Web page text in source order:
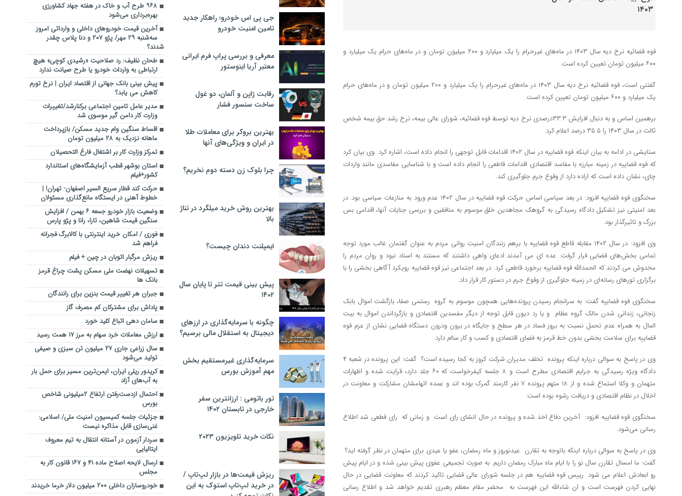
قوه قضائیه نرخ دیه سال ۱۴۰۳ در ماه‌های غیرحرام را یک میلیارد و ۲۰۰ میلیون تومان و در ماه‌های حرام یک میلیارد و
۶۰۰ میلیون تومان تعیین کرده است.
گفتنی است، قوه قضائیه نرخ دیه سال ۱۴۰۳ در ماه‌های غیرحرام را یک میلیارد و ۲۰۰ میلیون تومان و در ماه‌های حرام
یک میلیارد و ۶۰۰ میلیون تومان تعیین کرده است.
برهمین اساس و به دنبال افزایش ۳۳.۳درصدی نرخ دیه توسط قوه قضائیه، شورای عالی بیمه، نرخ رشد حق بیمه شخص
ثالث در سال ۱۴۰۳ را ۳۵.۵ درصد اعلام کرد.
ستایشی در ادامه به بیان اینکه قوه قضاییه در سال ۱۴۰۲ اقدامات قابل توجهی را انجام داده است، اشاره کرد. وی بیان کرد
که قوه قضاییه در زمینه مبارزه با مفاسد اقتصادی اقدامات قاطعی را انجام داده است و با شناسایی مفاسدی مانند واردات
چای، نشان داده است که اراده دارد از وقوع جرم جلوگیری کند.
سخنگوی قوه قضاییه افزود: در بعد سیاسی اساس حرکت قوه قضاییه در سال ۱۴۰۲ عدم ورود به منازعات سیاسی بود. در
بعد امنیتی نیز تشکیل دادگاه رسیدگی به گروهک مجاهدین خلق موسوم به منافقین و بررسی جنایات آنها، اقدامی بس
بزرگ و تاثیرگذار بود.
وی افزود: در سال ۱۴۰۲ مقابله قاطع قوه قضاییه با برهم زنندگان امنیت روانی مردم به عنوان گفتمان غالب مورد توجه
تمامی بخش‌های قضایی قرار گرفت. عده ای می آمدند ادعای واهی داشتند که مستند به اسناد نبود و روان مردم را
مخدوش می کردند که الحمدالله قوه قضاییه برخورد قاطعی کرد. در بعد اجتماعی نیز قوه قضاییه رویکرد آگاهی بخشی را با
برگزاری تورهای رسانه‌ای در زمینه جلوگیری از وقوع جرم در دستور کار قرار داد.
سخنگوی قوه قضاییه گفت: به سرانجام رسیدن پرونده‌هایی همچون موسوم به گروه رستمی صفا، بازگشت اموال بابک
زنجانی، زندانی شدن مالک گروه عظام و یا رد دیون قابل توجه از دیگر مفسدین اقتصادی و بازگرداندن اموال به بیت
المال به همراه عدم تحمل نسبت به بروز فساد در هر سطح و جایگاه در برون ودرون دستگاه قضایی نشان از عزم قوه
قضاییه برای سلامت بخشی بدون خط قرمز به فضای اقتصادی و کسب و کار سالم دارد.
وی در پاسخ به سوالی درباره اینکه پرونده تخلف مدیران شرکت کروز به کجا رسیده است؟ گفت: این پرونده در شعبه ۴
دادگاه ویژه رسیدگی به جرایم اقتصادی مطرح است و ۸ جلسه کیفرخواست که ۶۰ جلد دارد، قرایت شده و اظهارات
متهمان و وکلا استماع شده و از ۱۸ متهم پرونده ۷ نفر کارمند گمرک بوده اند و عمده اتهامشان مشارکت و معاونت در
اخلال در نظام اقتصادی و دریافت رشوه بوده است.
سخنگوی قوه قضاییه افزود: آخرین دفاع اخذ شده و پرونده در حال انشای رای است و زمانی که رای قطعی شد اطلاع
رسانی می‌شود.
وی در پاسخ به سوالی درباره اینکه باتوجه به تقارن عیدنوروز و ماه رمضان، عفو یا عیدی برای متهمان در نظر گرفته اید؟
گفت: ما امسال تقارن سال نو را با ایام ماه مبارک رمضان داریم. به صورت تجمیعی عفوی پیش بینی شده و در ایام پیش
رو ابعادش اعلام می شود. رییس قوه قضاییه هم در جلسه شورای عالی قضایی تاکید کردند که معاونت قضایی در حال
نهایی کردن فهرست است و ان شاءالله این فهرست به محضر مقام معظم رهبری تقدیم خواهد شد و اطلاع رسانی
جی پی اس خودرو؛ راهکار جدید
تامین امنیت خودرو
معرفی و بررسی پراپ فرم ایرانی
معتبر آریا اینوستور
رقابت ژاپن و آلمان، دو غول
ساخت سنسور فشار
بهترین بروکر برای معاملات طلا
در ایران و ویژگی‌های آنها
چرا بلوک زن دسته دوم نخریم؟
بهترین روش خرید میلگرد در تناژ
بالا
ایمپلنت دندان چیست؟
پیش بینی قیمت تتر تا پایان سال
۱۴۰۲
چگونه با سرمایه‌گذاری در ارزهای
دیجیتال به استقلال مالی برسیم؟
سرمایه‌گذاری غیرمستقیم بخش
مهم آموزش بورس
تور باتومی : ارزانترین سفر
خارجی در تابستان ۱۴۰۲
نکات خرید تلویزیون ۲۰۲۳
ریزش قیمت‌ها در بازار لپ‌تاپ /
در خرید لپ‌تاپ استوک به این
۹۶۸ طرح آب و خاک در هفته جهاد کشاورزی
بهره‌برداری می‌شود
آخرین قیمت خودروهای داخلی و وارداتی امروز
سه‌شنبه ۲۹ مهر/ پژو ۲۰۷ و دنا پلاس چقدر
شدند؟
طحان نظیف: رد صلاحیت «رشیدی کوچی» هیچ
ارتباطی به واردات خودرو یا طرح صیانت ندارد
پیش بینی بانک جهانی از اقتصاد ایران | نرخ تورم
کاهش می یابد؟
مدیر عامل تامین اجتماعی برکنارشد/تغییرات
وزارت کار دامن گیر موسوی شد
اقساط سنگین وام جدید مسکن/ بازپرداخت
ماهانه نزدیک به ۲۸ میلیون تومان
تمرکز وزارت کار بر اشتغال فارغ التحصیلان
استان بوشهر قطب آزمایشگاه‌های استاندارد
کشور+فیلم
حرکت کند قطار سریع السیر اصفهان- تهران! |
خطوط آهنی در ایستگاه مانع‌گذاری مسئولان
وضعیت بازار خودرو جمعه ۶ بهمن / افزایش
سنگین قیمت شاهین، تارا، رانا و پژو پارس
فوری / امکان خرید اینترنتی با کالابرگ فجرانه
فراهم شد
ریزش مرگبار اتوبان در چین + فیلم
تسهیلات نهضت ملی مسکن پشت چراغ قرمز
بانک ها
جبران هر تغییر قیمت بنزین برای رانندگان
پاداش برای مشترکان کم مصرف گاز
سامان دهی اتباع کلید خورد
ارزش معاملات خرد سهام به مرز ۱۷ همت رسید
سال زراعی جاری ۲۷ میلیون تن سبزی و صیفی
تولید می‌شود
کریدور ریلی ایران، ایمن‌ترین مسیر برای حمل بار
به آب‌های آزاد
احتمال ازدست‌رفتن ارتفاع ۲میلیونی شاخص
بورس
جزئیات جلسه کمیسیون امنیت ملی/ اسلامی:
غنی‌سازی قابل مذاکره نیست
سردار آزمون در آستانه انتقال به تیم معروف
ایتالیایی
ارسال لایحه اصلاح ماده ۴۱ و ۱۶۷ قانون کار به
مجلس
خودروسازان داخلی ۲۰۰ میلیون دلار خرما خریدند